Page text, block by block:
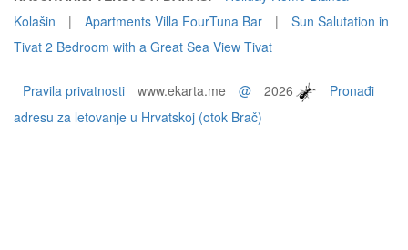
Kolašin
| Apartments Villa FourTuna Bar |
Sun Salutation in
Tivat 2 Bedroom with a Great Sea View Tivat
Pravila privatnosti www.ekarta.me @ 2026
Pronađi
adresu za letovanje u Hrvatskoj (otok Brač)